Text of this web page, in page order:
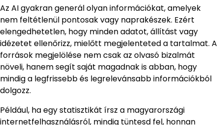
Az AI gyakran generál olyan információkat, amelyek
nem feltétlenül pontosak vagy naprakészek. Ezért
elengedhetetlen, hogy minden adatot, állítást vagy
idézetet ellenőrizz, mielőtt megjelenteted a tartalmat. A
források megjelölése nem csak az olvasó bizalmát
növeli, hanem segít saját magadnak is abban, hogy
mindig a legfrissebb és legrelevánsabb információkból
dolgozz.
Például, ha egy statisztikát írsz a magyarországi
internetfelhasználásról, mindig tüntesd fel, honnan